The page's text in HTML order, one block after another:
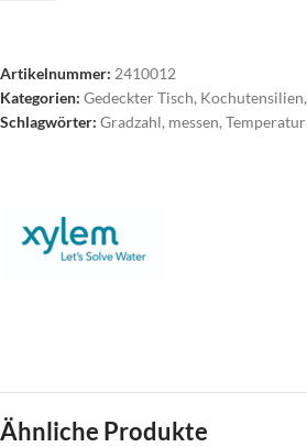
Artikelnummer: 2410012
Kategorien: Gedeckter Tisch, Kochutensilien,
Schlagwörter: Gradzahl, messen, Temperatur
Ähnliche Produkte